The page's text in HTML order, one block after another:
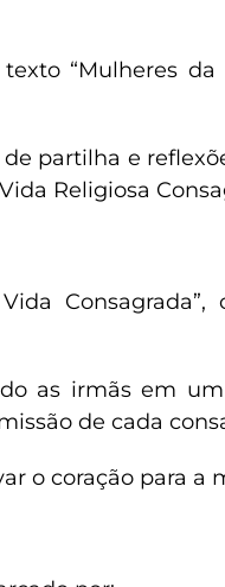
“Mulheres da
partilha e
Religiosa
as irmãs em
de cada
o coração para a